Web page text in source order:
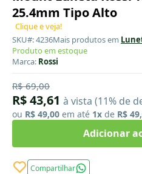
25.4mm Tipo Alto
Clique e veja!
SKU#: 4236Mais produtos em
Produto em estoque
Marca: Rossi
R$ 69,00
R$ 43,61 à vista (11% de
ou R$ 49,00 em até 1x de R$
Adicionar
Compartilhar